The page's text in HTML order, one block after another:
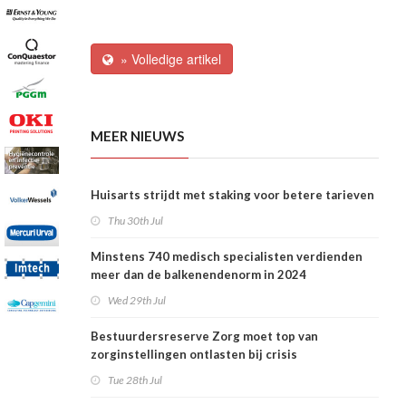
» Volledige artikel
MEER NIEUWS
Huisarts strijdt met staking voor betere tarieven
Thu 30th Jul
Minstens 740 medisch specialisten verdienden
meer dan de balkenendenorm in 2024
Wed 29th Jul
Bestuurdersreserve Zorg moet top van
zorginstellingen ontlasten bij crisis
Tue 28th Jul